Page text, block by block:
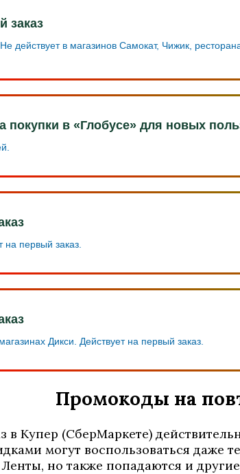
заказ
действует в магазинов Самокат, Чижик,
покупки в «Глобусе» для новых
на первый заказ.
Дикси. Действует на первый заказ.
Промокоды на
Купер (СберМаркете)
могут воспользоваться даже
но также попадаются и